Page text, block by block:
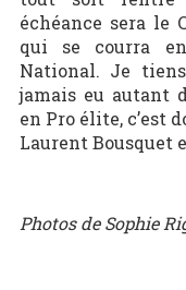
échéance sera le
qui se courra
National. Je
jamais eu autant
en Pro élite, c’est
Laurent Bousquet
Photos de Sophie